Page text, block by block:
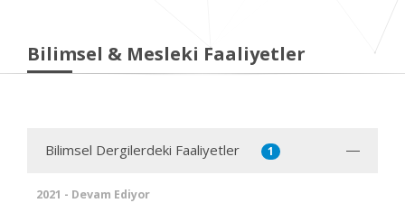
Bilimsel & Mesleki Faaliyetler
Bilimsel Dergilerdeki Faaliyetler 1
2021 - Devam Ediyor